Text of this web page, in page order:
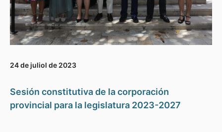
24 de juliol de 2023
Sesión constitutiva de la corporación
provincial para la legislatura 2023-2027